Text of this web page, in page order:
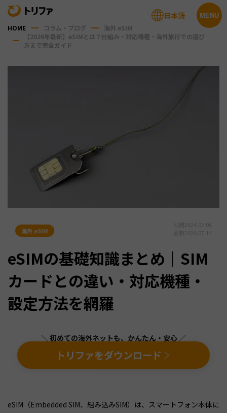
MENU
日本語
HOME コラム・ブログ
海外 eSIM
【2026年最新】eSIMとは？仕組み・対応機種・海外旅行での選び
方まで完全ガイド
海外 eSIM
eSIMの基礎知識まとめ｜SIM
カードとの違い・対応機種・
設定方法を網羅
＼ 初めての海外ネットも、かんたん・安心 ／
トリファをダウンロード
eSIM（Embedded SIM、組み込みSIM）は、スマートフォン本体に